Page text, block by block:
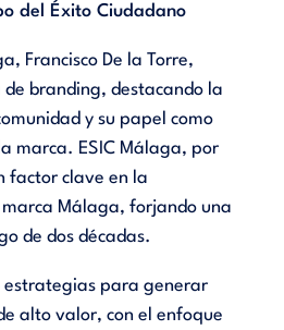
del Éxito Ciudadano
Francisco De la Torre,
branding, destacando la
y su papel como
marca. ESIC Málaga, por
factor clave en la
marca Málaga, forjando una
de dos décadas.
estrategias para generar
alto valor, con el enfoque